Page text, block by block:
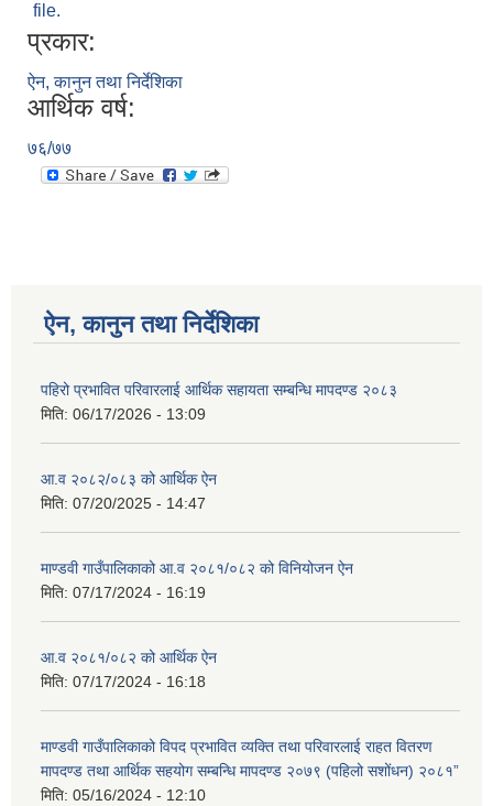
file.
प्रकार:
ऐन, कानुन तथा निर्देशिका
आर्थिक वर्ष:
७६/७७
ऐन, कानुन तथा निर्देशिका
पहिरो प्रभावित परिवारलाई आर्थिक सहायता सम्बन्धि मापदण्ड २०८३
मिति: 06/17/2026 - 13:09
आ.व २०८२/०८३ को आर्थिक ऐन
मिति: 07/20/2025 - 14:47
माण्डवी गाउँपालिकाको आ.व २०८१/०८२ को विनियोजन ऐन
मिति: 07/17/2024 - 16:19
आ.व २०८१/०८२ को आर्थिक ऐन
मिति: 07/17/2024 - 16:18
माण्डवी गाउँपालिकाको विपद प्रभावित व्यक्ति तथा परिवारलाई राहत वितरण
मापदण्ड तथा आर्थिक सहयोग सम्बन्धि मापदण्ड २०७९ (पहिलो सशोंधन) २०८१”
मिति: 05/16/2024 - 12:10